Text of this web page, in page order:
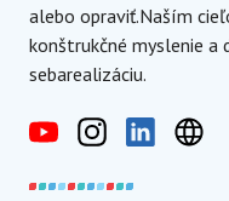
alebo opraviť.Naším
konštrukčné myslenie
sebarealizáciu.